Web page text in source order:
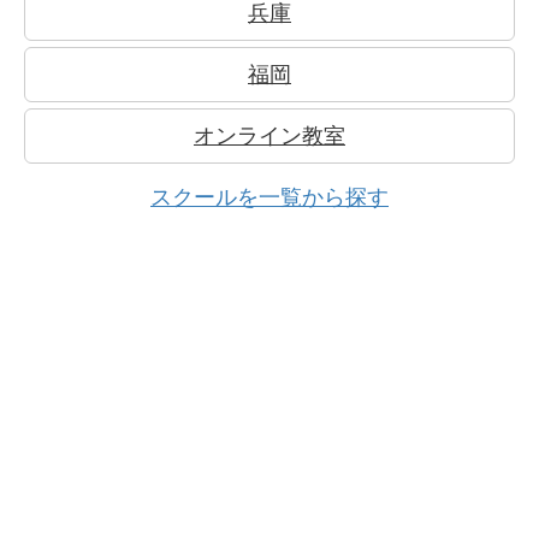
兵庫
福岡
オンライン教室
スクールを一覧から探す